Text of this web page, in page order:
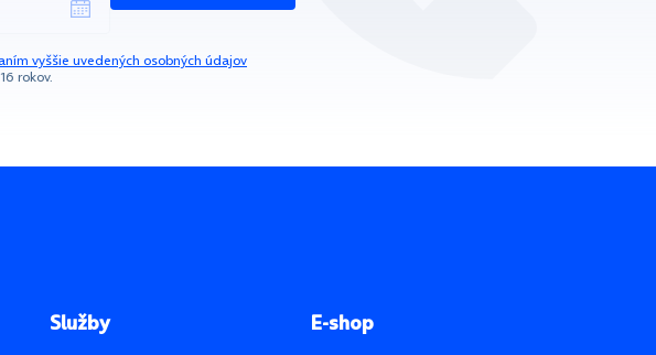
vyššie uvedených osobných údajov
rokov.
Služby E-shop